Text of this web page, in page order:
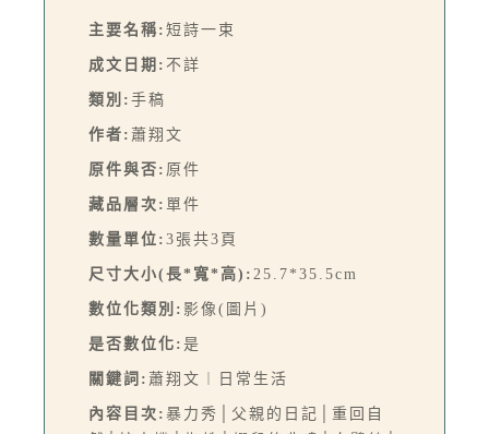
主要名稱: 短詩一束
成文日期: 不詳
類別: 手稿
作者: 蕭翔文
原件與否: 原件
藏品層次: 單件
數量單位: 3張共3頁
尺寸大小(長*寬*高): 25.7*35.5cm
數位化類別: 影像(圖片)
是否數位化: 是
關鍵詞: 蕭翔文︱日常生活
內容目次: 暴力秀│父親的日記│重回自